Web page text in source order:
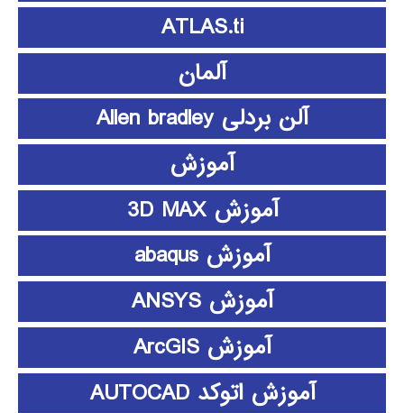
ATLAS.ti
آلمان
آلن بردلی Allen bradley
آموزش
آموزش 3D MAX
آموزش abaqus
آموزش ANSYS
آموزش ArcGIS
آموزش اتوکد AUTOCAD